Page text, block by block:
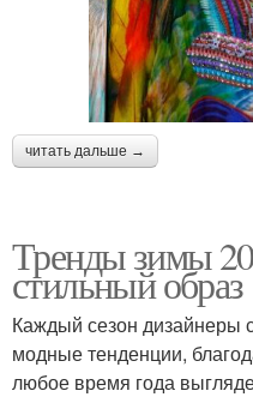
читать дальше →
Тренды зимы
стильный образ
Каждый сезон дизайнеры
модные тенденции,
любое время года